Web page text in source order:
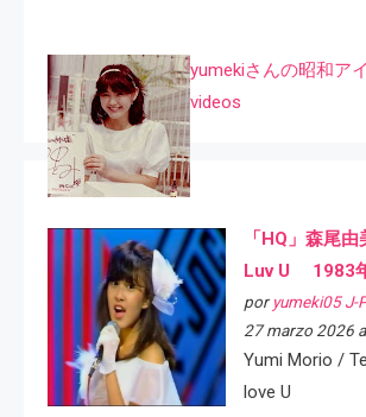
yumekiさんの昭和ア
videos
「HQ」森尾
Luv U 1983
por yumeki05 J-
27 marzo 2026
Yumi Morio /
love U